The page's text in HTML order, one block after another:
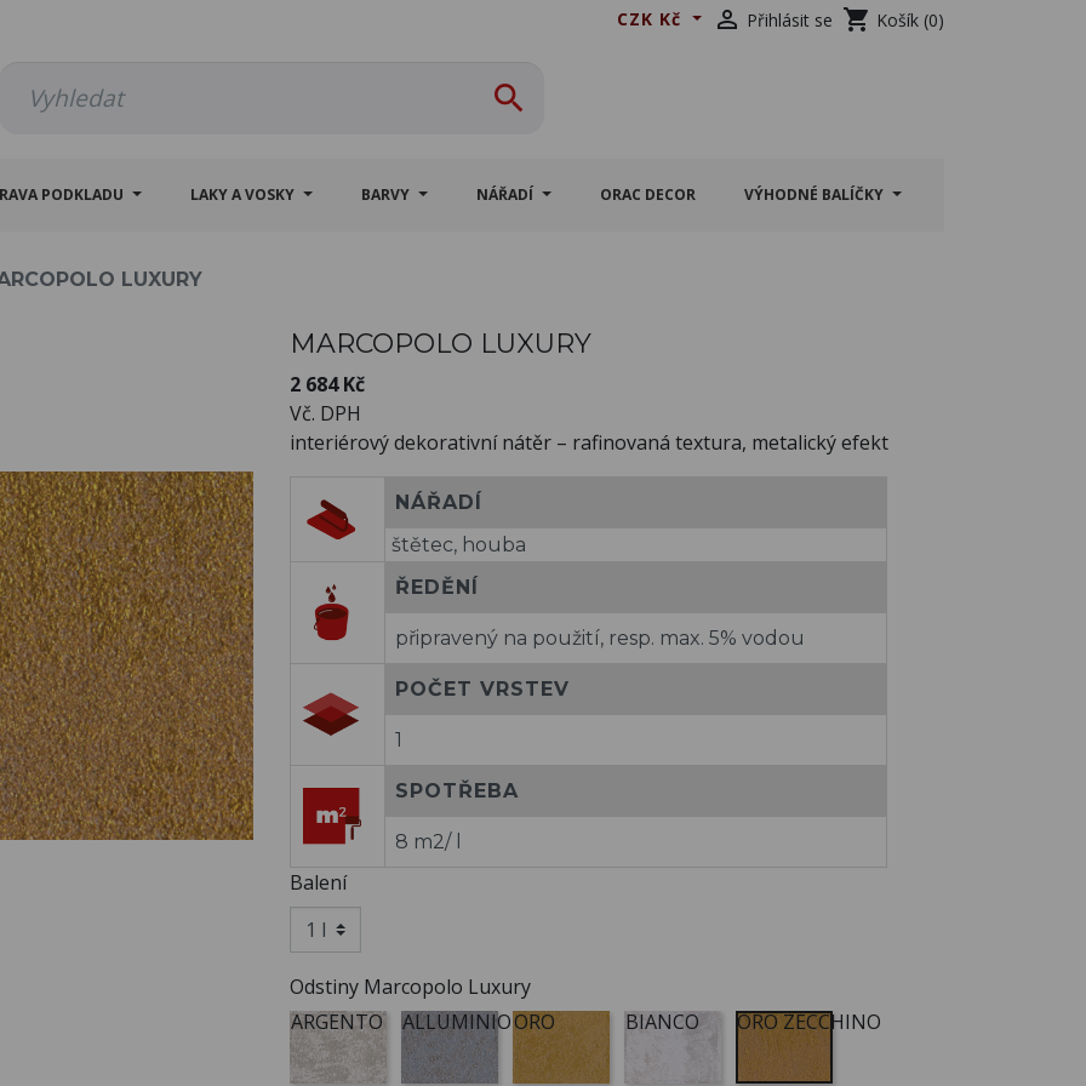
CZK Kč  Přihlásit se shopping_cart Košík (0)

PODKLADU LAKY A VOSKY BARVY NÁŘADÍ ORAC DECOR VÝHODNÉ BALÍČKY
LUXURY
MARCOPOLO LUXURY
2 684 Kč
Vč. DPH
interiérový dekorativní nátěr – rafinovaná textura, metalický efekt
NÁŘADÍ
štětec, houba
ŘEDĚNÍ
připravený na použití, resp. max. 5% vodou
POČET VRSTEV
1
SPOTŘEBA
8 m2/ l
Balení
Odstiny Marcopolo Luxury
ARGENTO
ALLUMINIOORO BIANCO ORO ZECCHINO